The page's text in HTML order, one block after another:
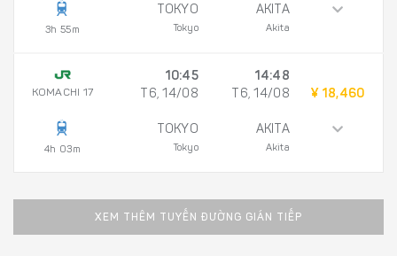
3h 55m
TOKYO
Tokyo
AKITA
Akita
KOMACHI 17
4h 03m
10:45
T6, 14/08
TOKYO
Tokyo
14:48
T6, 14/08
AKITA
Akita
¥ 18,460
XEM THÊM TUYẾN ĐƯỜNG GIÁN TIẾP